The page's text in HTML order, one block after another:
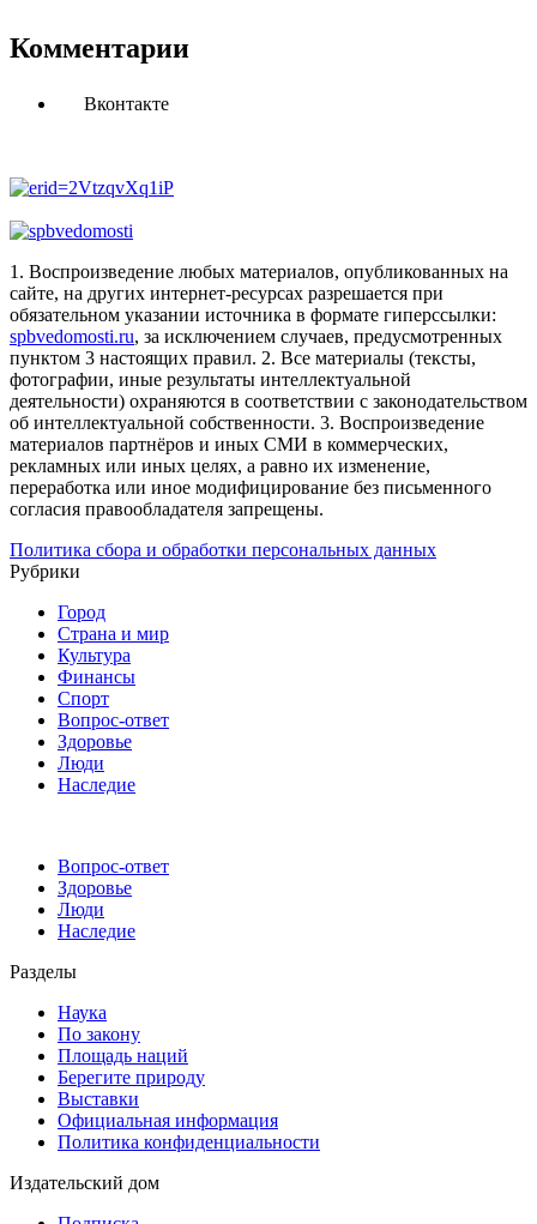
Комментарии
Вконтакте
1. Воспроизведение любых материалов, опубликованных на
сайте, на других интернет-ресурсах разрешается при
обязательном указании источника в формате гиперссылки:
spbvedomosti.ru, за исключением случаев, предусмотренных
пунктом 3 настоящих правил. 2. Все материалы (тексты,
фотографии, иные результаты интеллектуальной
деятельности) охраняются в соответствии с законодательством
об интеллектуальной собственности. 3. Воспроизведение
материалов партнёров и иных СМИ в коммерческих,
рекламных или иных целях, а равно их изменение,
переработка или иное модифицирование без письменного
согласия правообладателя запрещены.
Политика сбора и обработки персональных данных
Рубрики
Город
Страна и мир
Культура
Финансы
Спорт
Вопрос-ответ
Здоровье
Люди
Наследие
Вопрос-ответ
Здоровье
Люди
Наследие
Разделы
Наука
По закону
Площадь наций
Берегите природу
Выставки
Официальная информация
Политика конфиденциальности
Издательский дом